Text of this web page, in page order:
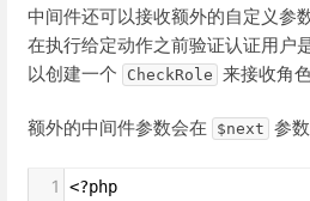
中间件还可以接收额外的自定义参
在执行给定动作之前验证认证用户
以创建一个
CheckRole 来接收角
额外的中间件参数会在 $next 参
1 <?php